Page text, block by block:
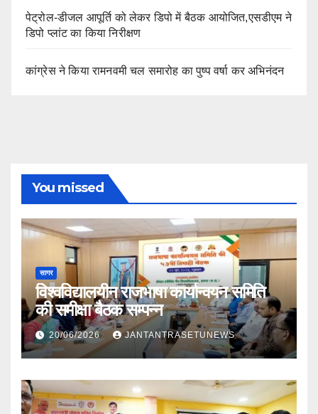
पेट्रोल-डीजल आपूर्ति को लेकर डिपो में बैठक आयोजित,एसडीएम ने
डिपो प्लांट का किया निरीक्षण
कांग्रेस ने किया रामनवमी चल समारोह का पुष्प वर्षा कर अभिनंदन
You missed
सागर
विश्वविद्यालयीन राजभाषा कार्यान्वयन समिति
की समीक्षा बैठक सम्पन्न
20/06/2026 JANTANTRASETUNEWS